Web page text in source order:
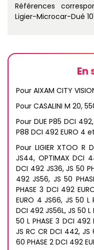
Références
Ligier-Microcar-Dué
En
Pour AIXAM CITY
Pour CASALINI M 20,
Pour DUE P85 DCI
P88 DCI 492 EURO 4
Pour LIGIER XTOO R
JS44, OPTIMAX DCI
DCI 492 JS36, JS 50
492 JS56, JS 50
PHASE 3 DCI 492
EURO 4 JS66, JS 50 L
DCI 492 JS56L, JS 50 L
50 L PHASE 3 DCI
JS RC CR DCI 442, JS
60 PHASE 2 DCI 492